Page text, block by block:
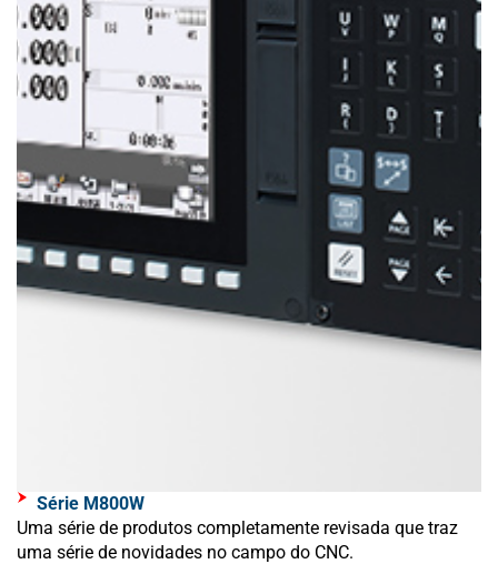
Série M800W
Uma série de produtos completamente revisada que traz
uma série de novidades no campo do CNC.